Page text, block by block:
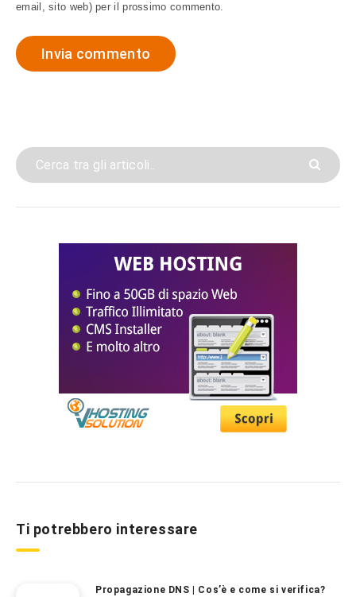
email, sito web) per il prossimo commento.
Ti potrebbero interessare
Propagazione DNS | Cos’è e come si verifica?